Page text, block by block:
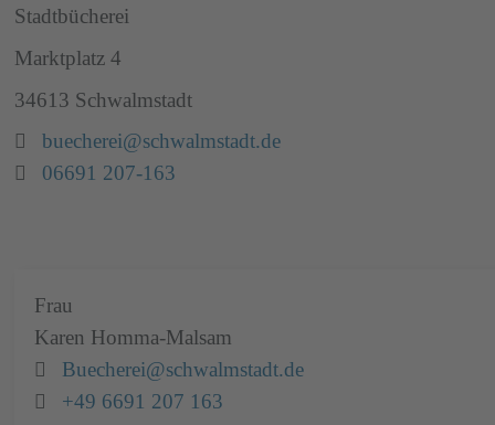
Stadtbücherei
Marktplatz 4
34613 Schwalmstadt
Email:
buecherei@schwalmstadt.de
Telefon:
06691 207-163
Frau
Karen Homma-Malsam
Email:
Buecherei@schwalmstadt.de
Telefon:
+49 6691 207 163